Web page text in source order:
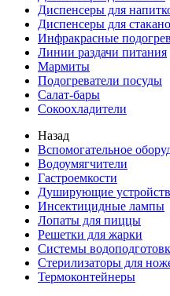
Диспенсеры для
Диспенсеры для
Инфракрасные
Линии раздачи питания
Мармиты
Подогреватели посуды
Салат-бары
Сокоохладители
Назад
Вспомогательное
Водоумягчители
Гастроемкости
Душирующие
Инсектицидные лампы
Лопаты для пиццы
Решетки для жарки
Системы
Стерилизаторы для
Термоконтейнеры